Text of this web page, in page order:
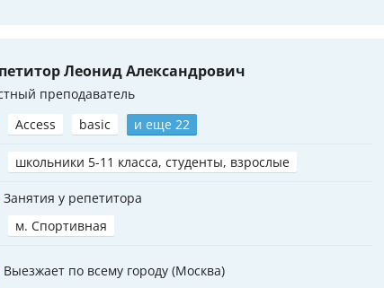
Леонид Александрович
преподаватель
Access
basic и еще 22
школьники 5-11 класса, студенты, взрослые
Занятия у репетитора
м. Спортивная
Выезжает по всему городу (Москва)